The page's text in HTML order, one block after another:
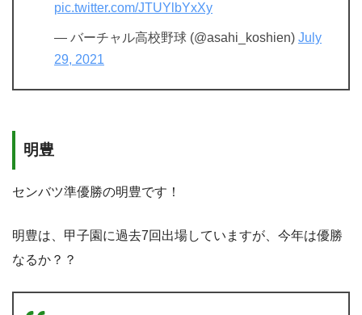
pic.twitter.com/JTUYlbYxXy
— バーチャル高校野球 (@asahi_koshien) July
29, 2021
明豊
センバツ準優勝の明豊です！
明豊は、甲子園に過去7回出場していますが、今年は優勝
なるか？？